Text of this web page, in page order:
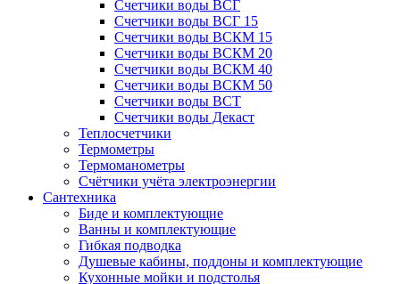
Счетчики воды ВСГ
Счетчики воды ВСГ 15
Счетчики воды ВСКМ 15
Счетчики воды ВСКМ 20
Счетчики воды ВСКМ 40
Счетчики воды ВСКМ 50
Счетчики воды ВСТ
Счетчики воды Декаст
Теплосчетчики
Термометры
Термоманометры
Счётчики учёта электроэнергии
Сантехника
Биде и комплектующие
Ванны и комплектующие
Гибкая подводка
Душевые кабины, поддоны и комплектующие
Кухонные мойки и подстолья